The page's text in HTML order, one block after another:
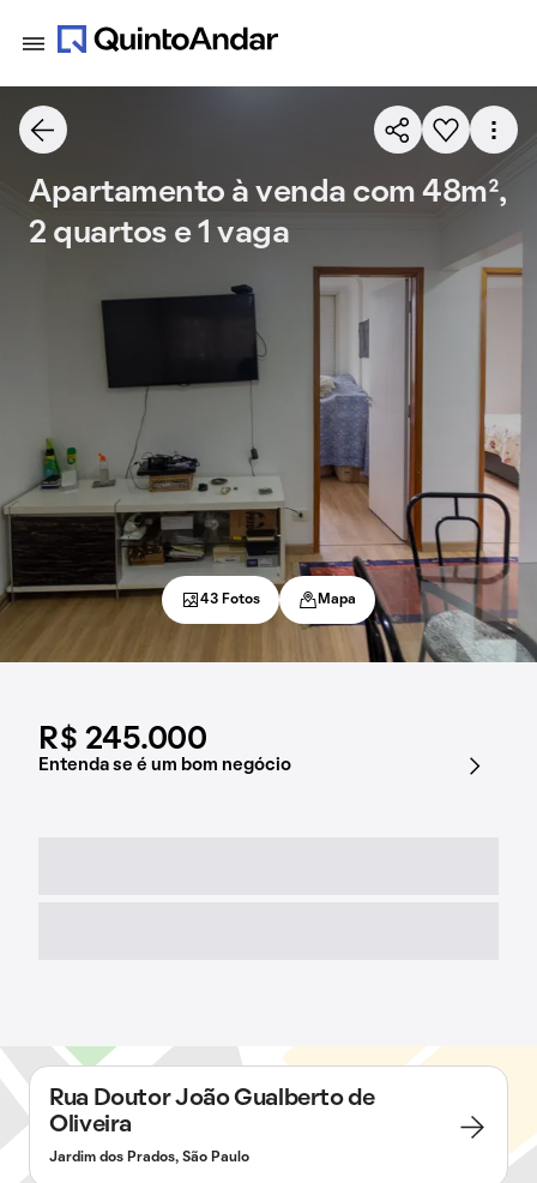
R$ 245.000
Entenda se é um bom negócio
Apartamento à venda com 48m²,
2 quartos e 1 vaga
43 Fotos Mapa
Rua Doutor João Gualberto de
Oliveira
Jardim dos Prados, São Paulo